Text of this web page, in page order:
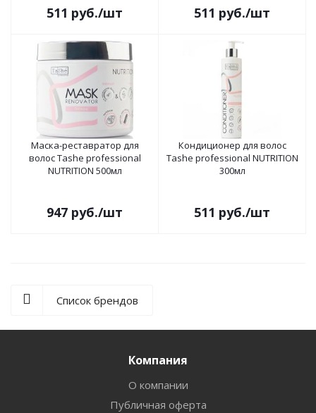
511 руб./шт 511 руб./шт
Маска-реставратор для
волос Tashe professional
NUTRITION 500мл
947 руб./шт
Кондиционер для волос
Tashe professional NUTRITION
300мл
511 руб./шт
Список брендов
Компания
О компании
Публичная оферта